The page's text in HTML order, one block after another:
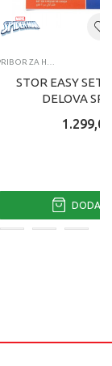
PRIBOR ZA HRANJENJE
STOR EASY SET
DELOVA
1.299,00
DODAJ